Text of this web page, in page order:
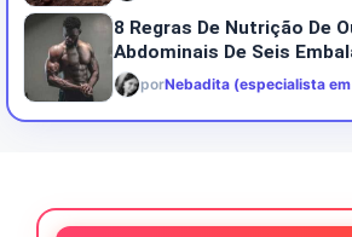
8 Regras De Nutrição De
Abdominais De Seis
porNebadita (especialista